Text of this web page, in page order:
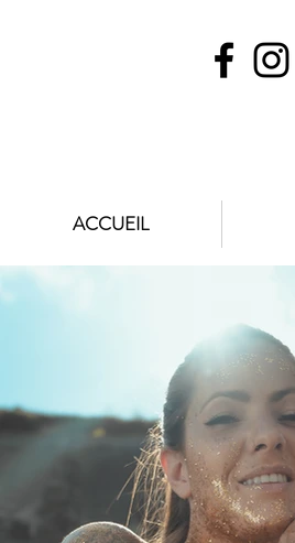
ACCUEIL